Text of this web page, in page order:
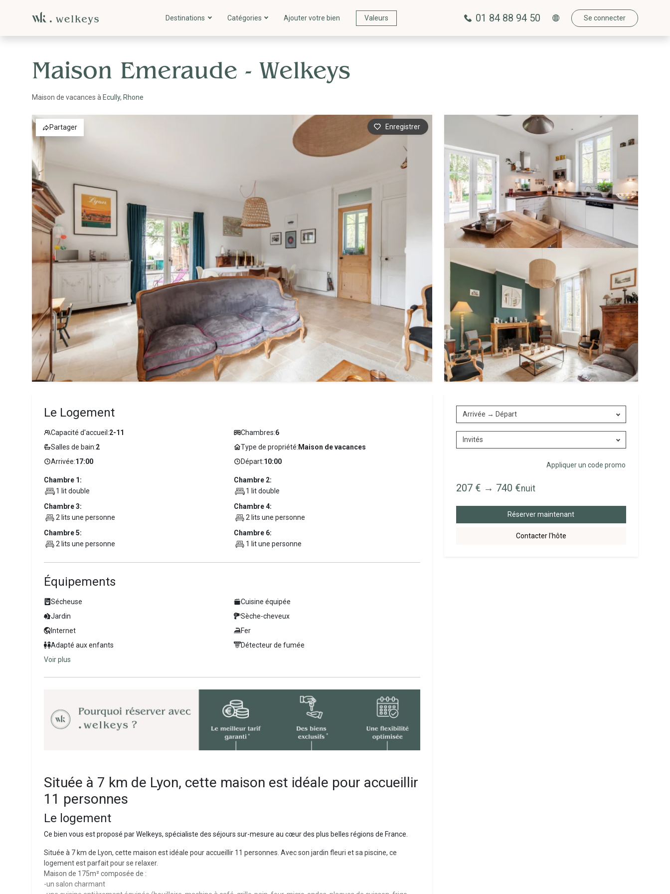
Destinations Catégories Ajouter votre bien Valeurs 01 84 88 94 50 Se connecter
Maison Emeraude - Welkeys
Maison de vacances à Ecully, Rhone
Enregistrer
Partager
Le Logement
Capacité d'accueil:2-11 Chambres:6
Salles de bain:2 Type de propriété: Maison de vacances
Arrivée:17:00 Départ:10:00
Chambre 1:
1 lit double
Chambre 2:
1 lit double
Chambre 3:
2 lits une personne
Chambre 4:
2 lits une personne
Chambre 5:
2 lits une personne
Chambre 6:
1 lit une personne
Équipements
Sécheuse
Cuisine équipée
Jardin
Sèche-cheveux
Internet
Fer
Adapté aux enfants
Détecteur de fumée
Voir plus
Située à 7 km de Lyon, cette maison est idéale pour accueillir
11 personnes
Le logement
Ce bien vous est proposé par Welkeys, spécialiste des séjours sur-mesure au cœur des plus belles régions de France.
Située à 7 km de Lyon, cette maison est idéale pour accueillir 11 personnes. Avec son jardin fleuri et sa piscine, ce
logement est parfait pour se relaxer.
Maison de 175m² composée de :
-un salon charmant
Arrivée → Départ
Invités
Appliquer un code promo
207 € → 740 €nuit
Réserver maintenant
Contacter l'hôte
207 € → 740 €nuit
+33(0)1 84 88 94 50